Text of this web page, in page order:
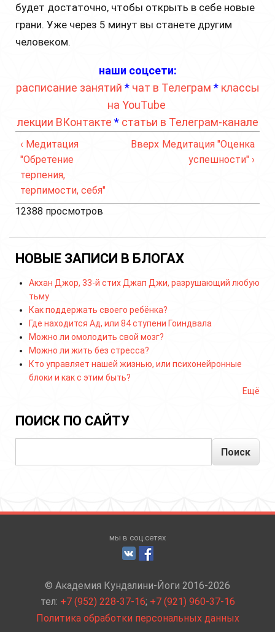
будет достаточно, чтобы открыть в себе новые
грани. Уже через 5 минут вы станете другим
человеком.
наши соцсети:
расписание занятий * чат в Телеграм * классы
на YouTube
лекции ВКонтакте * статьи в Телеграм-канале
‹ Медитация
"Обретение
терпения,
терпимости, себя"
Вверх Медитация "Оценка
успешности" ›
12388 просмотров
НОВЫЕ ЗАПИСИ В БЛОГАХ
Акхан Джор, 33-й стих Джап Джи, разрушающий любую
тьму
Как поддержать своего ребёнка?
Где находится Ад, или 84 ступени Гоиндвала
Можно ли омолодить свой мозг?
Можно ли жить без стресса?
Кто управляет нашей жизнью, или психонейронные
блоки и как с этим быть?
Ещё
ПОИСК ПО САЙТУ
мы в соц.сетях
© Академия Кундалини-Йоги 2016-2026
тел: +7 (952) 228-37-16; +7 (921) 960-37-16
Политика обработки персональных данных